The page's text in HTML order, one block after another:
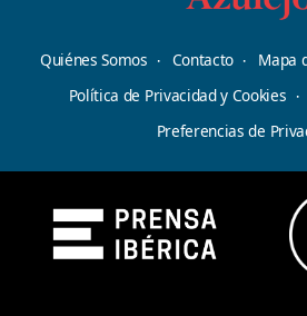
Quiénes Somos Contacto Mapa
Política de Privacidad y Cookies
Preferencias de